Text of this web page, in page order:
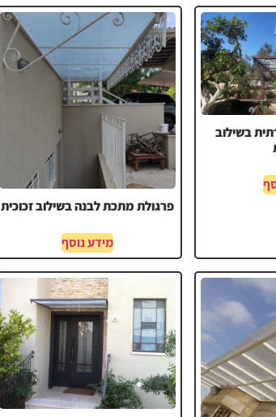
בשילוב
פרגולת מתכת לבנה בשילוב זכוכית
מידע נוסף